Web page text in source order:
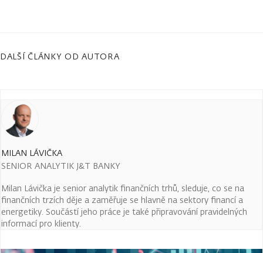
DALŠÍ ČLÁNKY OD AUTORA
MILAN LÁVIČKA
SENIOR ANALYTIK J&T BANKY
Milan Lávička je senior analytik finančních trhů, sleduje, co se na
finančních trzích děje a zaměřuje se hlavně na sektory financí a
energetiky. Součástí jeho práce je také připravování pravidelných
informací pro klienty.